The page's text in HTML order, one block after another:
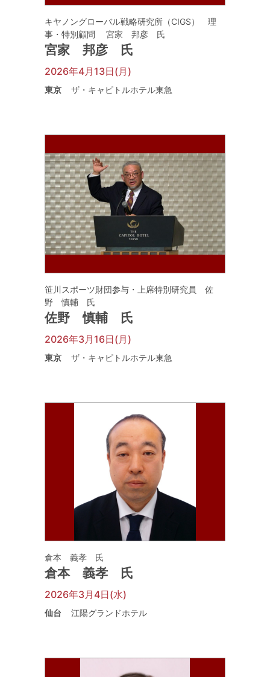
キヤノングローバル戦略研究所（CIGS） 理
事・特別顧問 宮家 邦彦 氏
宮家 邦彦 氏
2026年4月13日(月)
東京 ザ・キャピトルホテル東急
笹川スポーツ財団参与・上席特別研究員 佐
野 慎輔 氏
佐野 慎輔 氏
2026年3月16日(月)
東京 ザ・キャピトルホテル東急
倉本 義孝 氏
倉本 義孝 氏
2026年3月4日(水)
仙台 江陽グランドホテル